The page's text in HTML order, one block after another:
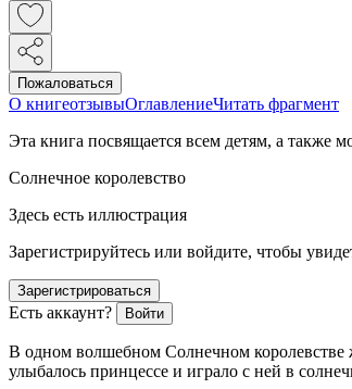
Пожаловаться
О книгеотзывыОглавлениеЧитать фрагмент
Эта книга посвящается всем детям, а также
Солнечное королевство
Здесь есть иллюстрация
Зарегистрируйтесь или войдите, чтобы
Зарегистрироваться
Есть аккаунт? Войти
В одном волшебном Солнечном королевстве
улыбалось принцессе и играло с ней в